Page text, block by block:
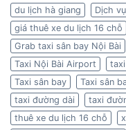
du lịch hà giang
Dịch
giá thuê xe du lịch 16 chỗ
Grab taxi sân bay Nội Bài
Taxi Nội Bài Airport
Taxi sân bay
Taxi sân
taxi đường dài
taxi
thuê xe du lịch 16 chỗ